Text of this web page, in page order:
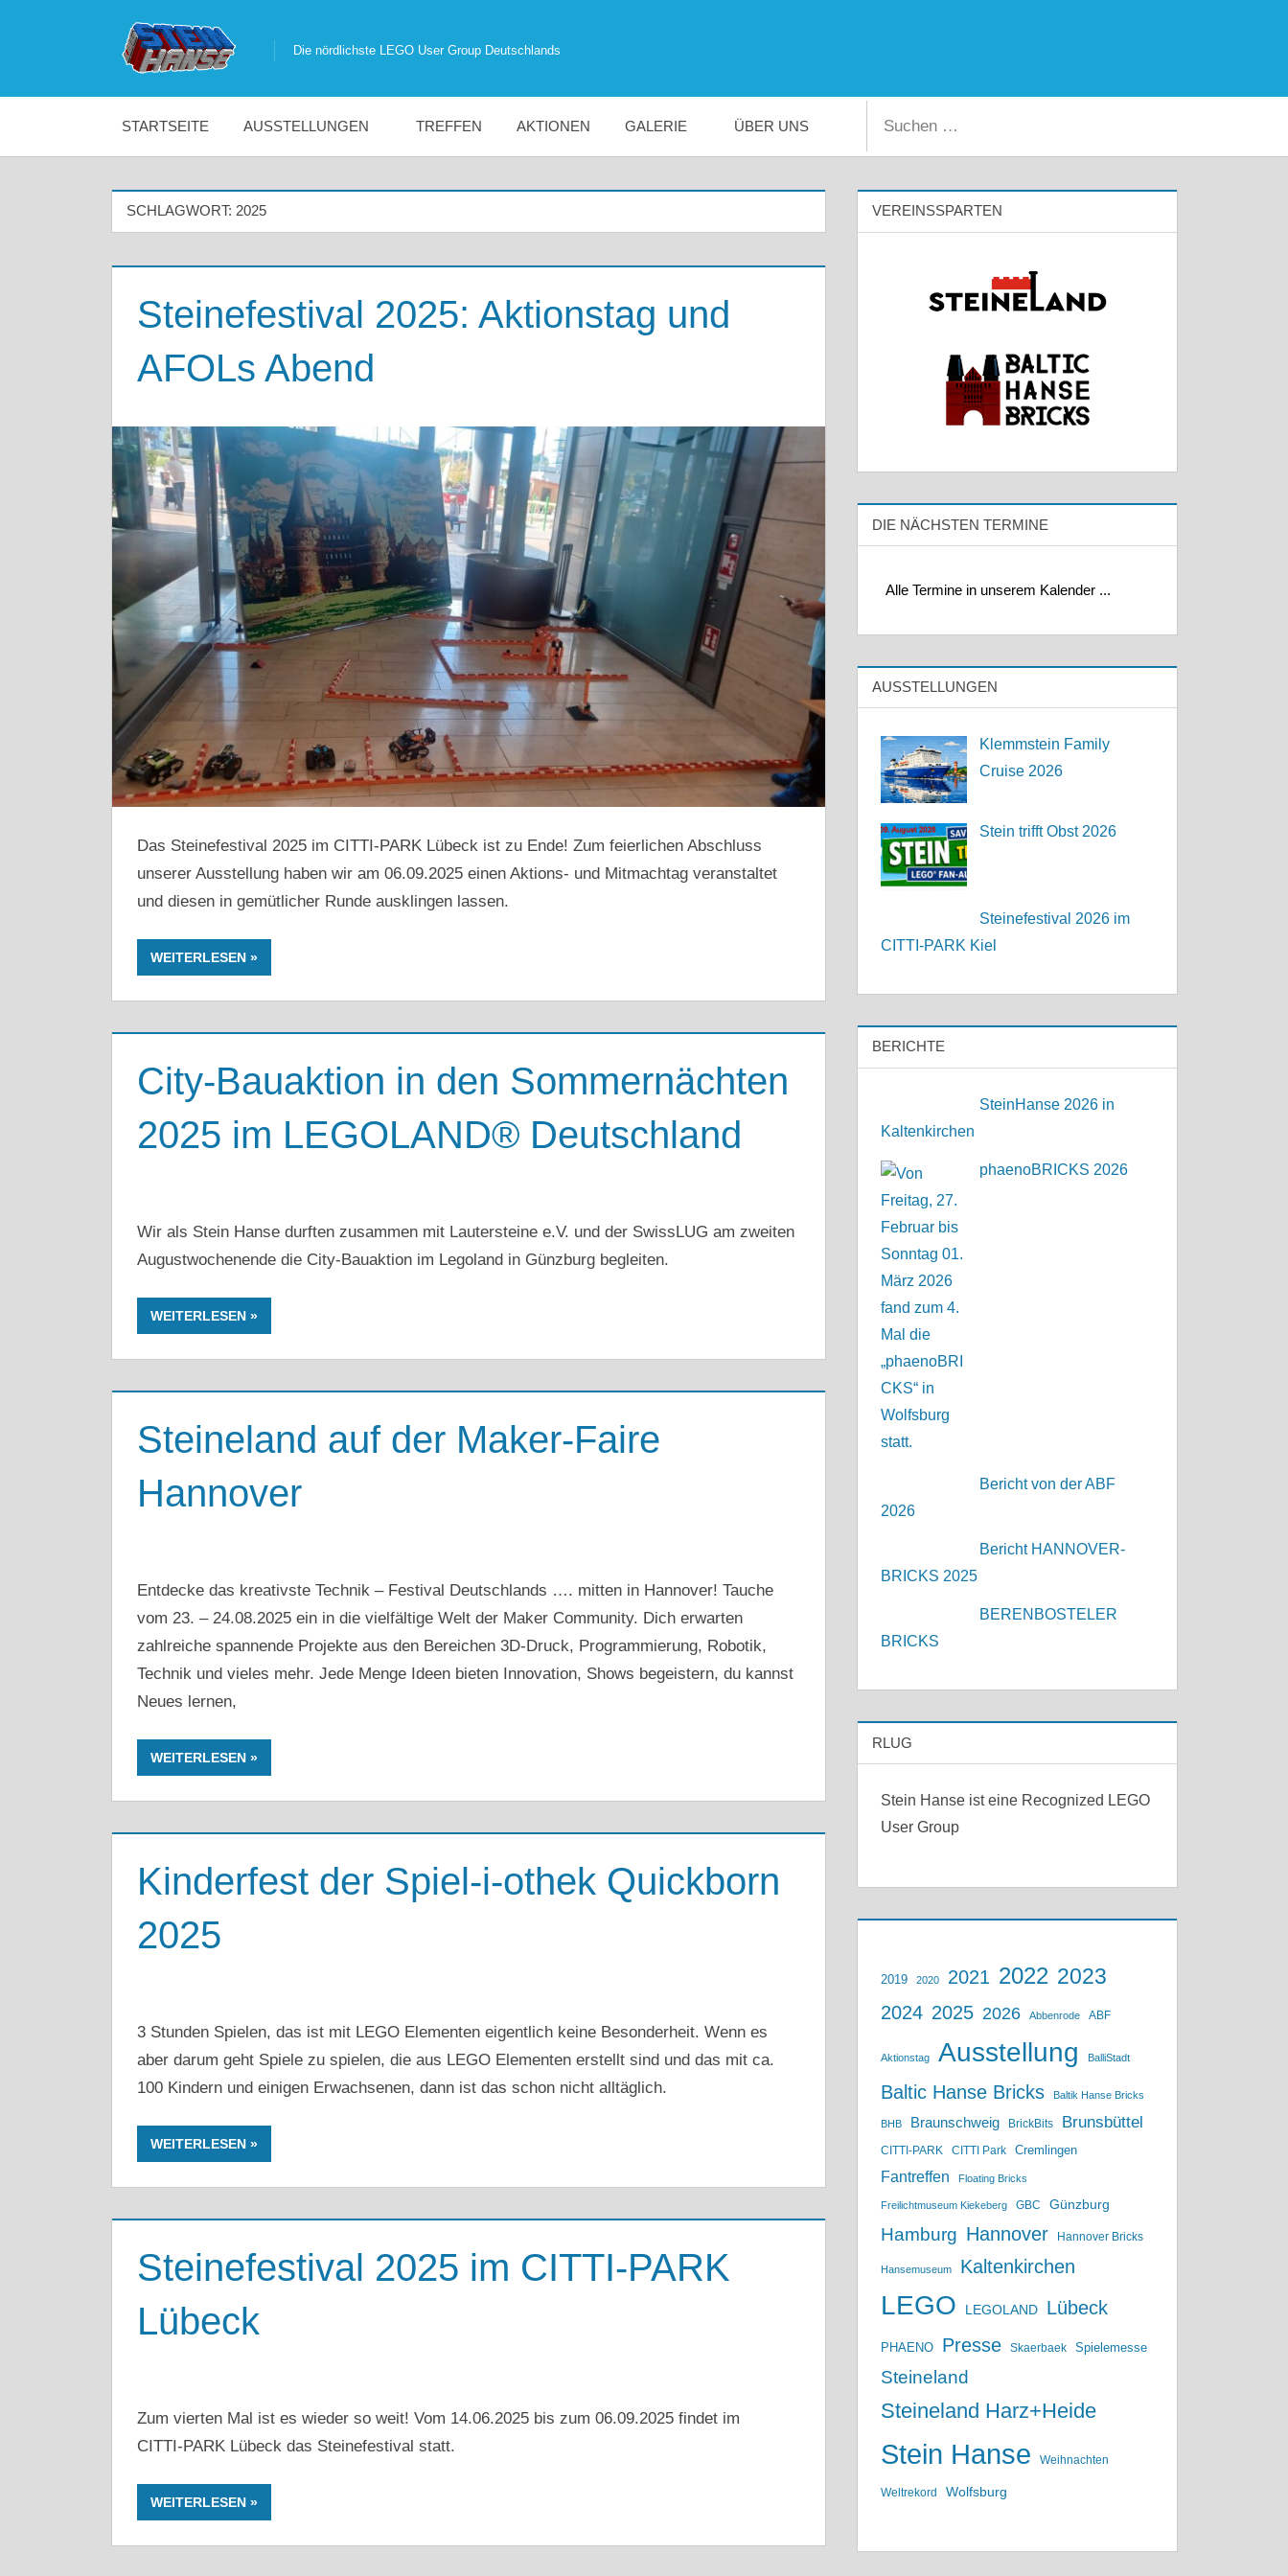
Die
nördlichste
LEGO
User
Die nördlichste LEGO User Group Deutschlands
STARTSEITE AUSSTELLUNGEN TREFFEN AKTIONEN GALERIE ÜBER UNS
SCHLAGWORT: 2025
Steinefestival 2025: Aktionstag und
AFOLs Abend
Das Steinefestival 2025 im CITTI-PARK Lübeck ist zu Ende! Zum feierlichen Abschluss
unserer Ausstellung haben wir am 06.09.2025 einen Aktions- und Mitmachtag veranstaltet
und diesen in gemütlicher Runde ausklingen lassen.
WEITERLESEN
City-Bauaktion in den Sommernächten
2025 im LEGOLAND® Deutschland
Wir als Stein Hanse durften zusammen mit Lautersteine e.V. und der SwissLUG am zweiten
Augustwochenende die City-Bauaktion im Legoland in Günzburg begleiten.
WEITERLESEN
Steineland auf der Maker-Faire
Hannover
Entdecke das kreativste Technik – Festival Deutschlands …. mitten in Hannover! Tauche
vom 23. – 24.08.2025 ein in die vielfältige Welt der Maker Community. Dich erwarten
zahlreiche spannende Projekte aus den Bereichen 3D-Druck, Programmierung, Robotik,
Technik und vieles mehr. Jede Menge Ideen bieten Innovation, Shows begeistern, du kannst
Neues lernen,
WEITERLESEN
Kinderfest der Spiel-i-othek Quickborn
2025
3 Stunden Spielen, das ist mit LEGO Elementen eigentlich keine Besonderheit. Wenn es
aber darum geht Spiele zu spielen, die aus LEGO Elementen erstellt sind und das mit ca.
100 Kindern und einigen Erwachsenen, dann ist das schon nicht alltäglich.
WEITERLESEN
Steinefestival 2025 im CITTI-PARK
Lübeck
Zum vierten Mal ist es wieder so weit! Vom 14.06.2025 bis zum 06.09.2025 findet im
CITTI‑PARK Lübeck das Steinefestival statt.
WEITERLESEN
VEREINSSPARTEN
DIE NÄCHSTEN TERMINE
Alle Termine in unserem Kalender ...
AUSSTELLUNGEN
Klemmstein Family
Cruise 2026
Stein trifft Obst 2026
Steinefestival 2026 im
CITTI-PARK Kiel
BERICHTE
SteinHanse 2026 in
Kaltenkirchen
phaenoBRICKS 2026
Bericht von der ABF
2026
Bericht HANNOVER-
BRICKS 2025
BERENBOSTELER
BRICKS
RLUG
Stein Hanse ist eine Recognized LEGO
User Group
2019 2020 2021 2022 2023
2024 2025 2026 Abbenrode ABF
Aktionstag Ausstellung BalliStadt
Baltic Hanse Bricks Baltik Hanse Bricks
BHB Braunschweig BrickBits Brunsbüttel
CITTI-PARK CITTI Park Cremlingen
Fantreffen Floating Bricks
Freilichtmuseum Kiekeberg GBC Günzburg
Hamburg Hannover Hannover Bricks
Hansemuseum Kaltenkirchen
LEGO LEGOLAND Lübeck
PHAENO Presse Skaerbaek Spielemesse
Steineland
Steineland Harz+Heide
Stein Hanse Weihnachten
Weltrekord Wolfsburg